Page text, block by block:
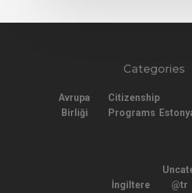
Categories
Avrupa
Birliği
Citizenship
Programs
İngiltere
@tr